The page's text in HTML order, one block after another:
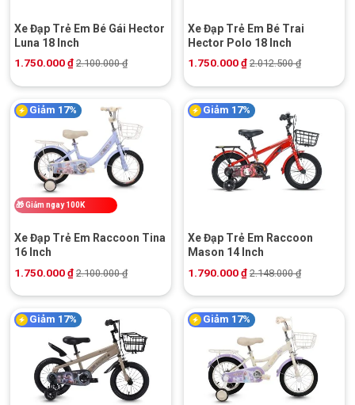
Xe Đạp Trẻ Em Bé Gái Hector
Luna 18 Inch
1.750.000₫ 2.100.000₫
Xe Đạp Trẻ Em Bé Trai
Hector Polo 18 Inch
1.750.000₫ 2.012.500₫
Giảm 17%
🎁Giảm ngay 100K
Xe Đạp Trẻ Em Raccoon Tina
16 Inch
1.750.000₫ 2.100.000₫
Giảm 17%
Xe Đạp Trẻ Em Raccoon
Mason 14 Inch
1.790.000₫ 2.148.000₫
Giảm 17% Giảm 17%